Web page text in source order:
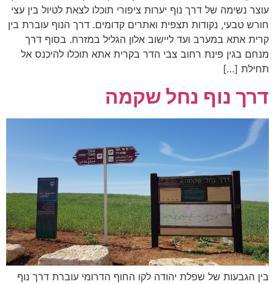
עוצר נשימה של דרך נוף יערות ציפורי תוכלו לצאת לטיול בין עצי
חורש טבעי, נקודות תצפית ואתרים קדומים. דרך הנוף עוברת בין
קרית אתא במערב ועד ליישוב אלון הגליל במזרח. בסוף דרך
מנחם בגין פינת רחוב צבי הדר בקרית אתא תוכלו להיכנס אל
תחילת […]
דרך נוף נחל שקמה
בין הגבעות של שפלת יהודה לקו החוף הדרומי עוברת דרך נוף